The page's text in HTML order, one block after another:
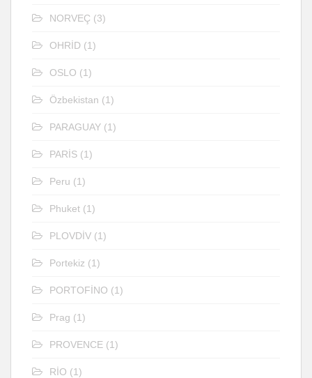
NORVEÇ (3)
OHRİD (1)
OSLO (1)
Özbekistan (1)
PARAGUAY (1)
PARİS (1)
Peru (1)
Phuket (1)
PLOVDİV (1)
Portekiz (1)
PORTOFİNO (1)
Prag (1)
PROVENCE (1)
RİO (1)